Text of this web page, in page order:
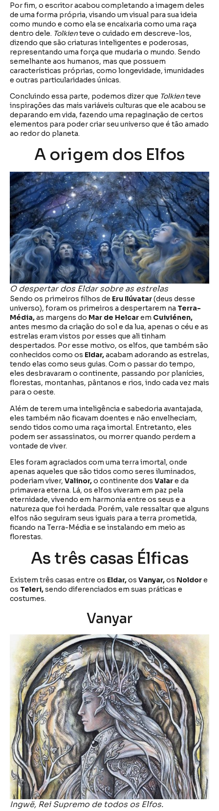
Por fim, o escritor acabou completando a imagem deles
de uma forma própria, visando um visual para sua ideia
como mundo e como ela se encaixaria como uma raça
dentro dele. Tolkienteve o cuidado em descreve-los,
dizendo que são criaturas inteligentes e poderosas,
representando uma força que mudaria o mundo. Sendo
semelhante aos humanos, mas que possuem
características próprias, como longevidade, imunidades
e outras particularidades únicas.
Concluindo essa parte, podemos dizer que Tolkienteve
inspirações das mais variáveis culturas que ele acabou se
deparando em vida, fazendo uma repaginação de certos
elementos para poder criar seu universo que é tão amado
ao redor do planeta.
A origem dos Elfos
O despertar dos Eldar sobre as estrelas
Sendo os primeiros filhos de Eru Ilúvatar(deus desse
universo), foram os primeiros a despertarem na Terra-
Média,as margens do Mar de Helcarem Cuiviénen,
antes mesmo da criação do sol e da lua, apenas o céu e as
estrelas eram vistos por esses que ali tinham
despertados. Por esse motivo, os elfos, que também são
conhecidos como os Eldar,acabam adorando as estrelas,
tendo elas como seus guias. Com o passar do tempo,
eles desbravaram o continente, passando por planícies,
florestas, montanhas, pântanos e rios, indo cada vez mais
para o oeste.
Além de terem uma inteligência e sabedoria avantajada,
eles também não ficavam doentes e não envelheciam,
sendo tidos como uma raça imortal. Entretanto, eles
podem ser assassinatos, ou morrer quando perdem a
vontade de viver.
Eles foram agraciados com uma terra imortal, onde
apenas aqueles que são tidos como seres iluminados,
poderiam viver, Valinor,o continente dos Valare da
primavera eterna. Lá, os elfos viveram em paz pela
eternidade, vivendo em harmonia entre os seus e a
natureza que foi herdada. Porém, vale ressaltar que alguns
elfos não seguiram seus iguais para a terra prometida,
ficando na Terra-Média e se instalando em meio as
florestas.
As três casas Élficas
Existem três casas entre os Eldar,os Vanyar,os Noldore
os Teleri,sendo diferenciados em suas práticas e
costumes.
Vanyar
Ingwë, Rei Supremo de todos os Elfos.